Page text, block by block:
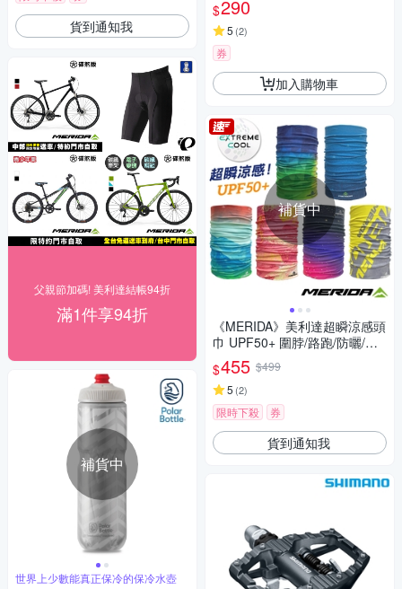
貨到通知我
父親節加碼! 美利達結帳94折
滿1件享94折
補貨中
世界上少數能真正保冷的保冷水壺
$290
5 (2)
券
加入購物車
補貨中
《MERIDA》美利達超瞬涼感頭
巾 UPF50+ 圍脖/路跑/防曬/健
行/單車/爬山/防疫
$455 $499
5 (2)
限時下殺 券
貨到通知我